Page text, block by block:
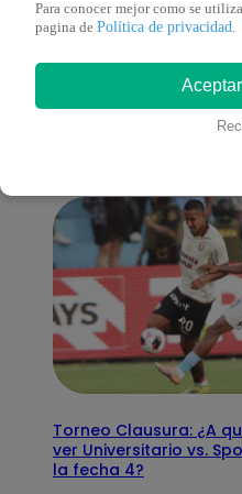
Torneo Clausura: ¿A
ver Universitario vs.
la fecha 4?
Para conocer mejor como se
pagina de Política de privacidad.